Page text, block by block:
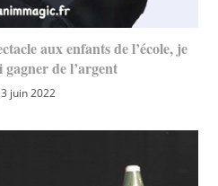
aux enfants de l’école, je
gagner de l’argent
juin 2022